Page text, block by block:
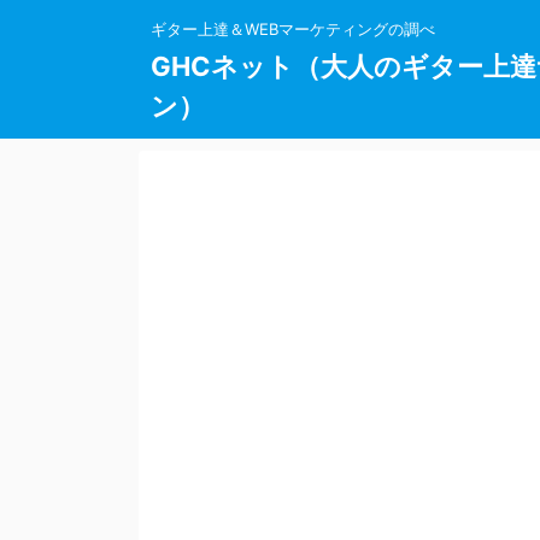
ギター上達＆WEBマーケティングの調べ
GHCネット（大人のギター上
ン）